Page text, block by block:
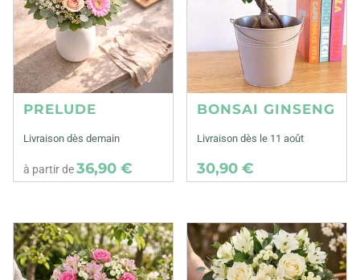
PRELUDE
Livraison dès demain
à partir de36,90 €
BONSAI GINSENG
Livraison dès le 11 août
30,90 €